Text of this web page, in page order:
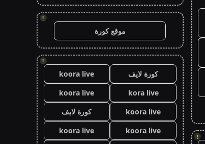
!
!
موقع كورة
!
كورة لايف
koora live
kora live
koora live
koora live
كورة لايف
koora live
koora live